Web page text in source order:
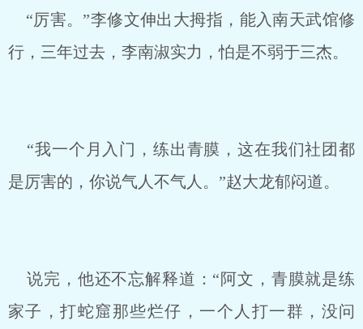
“厉害。”李修文伸出大拇指，能入南天武馆修
行，三年过去，李南淑实力，怕是不弱于三杰。
“我一个月入门，练出青膜，这在我们社团都
是厉害的，你说气人不气人。”赵大龙郁闷道。
说完，他还不忘解释道：“阿文，青膜就是练
家子，打蛇窟那些烂仔，一个人打一群，没问